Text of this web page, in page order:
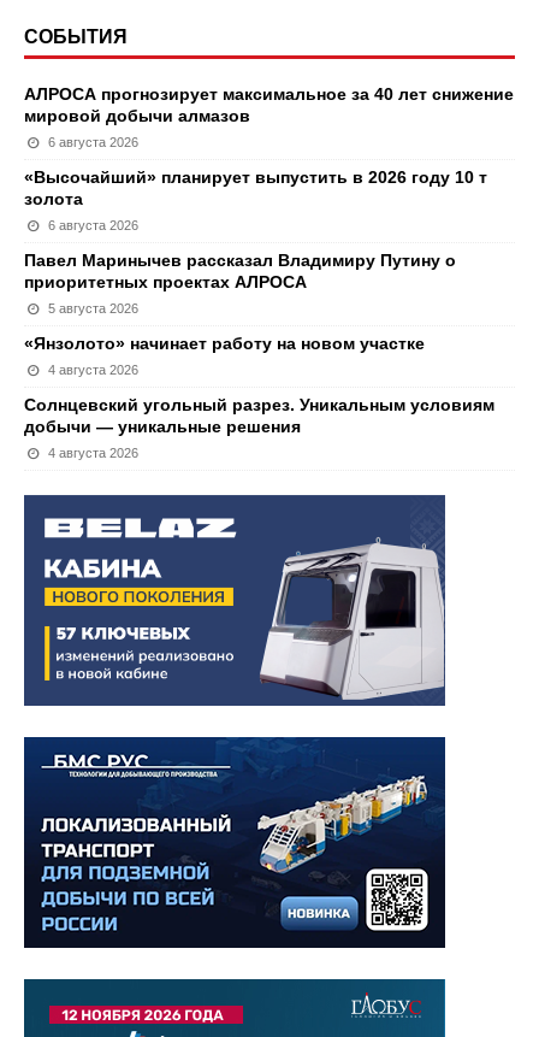
СОБЫТИЯ
АЛРОСА прогнозирует максимальное за 40 лет снижение
мировой добычи алмазов
6 августа 2026
«Высочайший» планирует выпустить в 2026 году 10 т
золота
6 августа 2026
Павел Маринычев рассказал Владимиру Путину о
приоритетных проектах АЛРОСА
5 августа 2026
«Янзолото» начинает работу на новом участке
4 августа 2026
Солнцевский угольный разрез. Уникальным условиям
добычи — уникальные решения
4 августа 2026